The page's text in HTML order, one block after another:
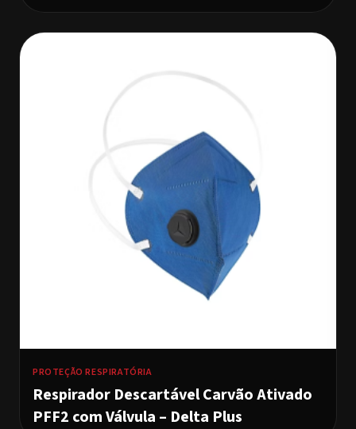
PROTEÇÃO RESPIRATÓRIA
Respirador Descartável Carvão Ativado
PFF2 com Válvula – Delta Plus